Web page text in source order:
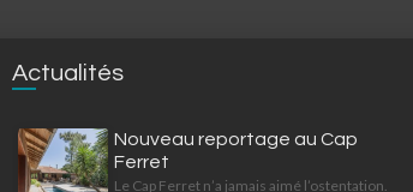
Actualités
Nouveau reportage au Cap
Ferret
Le Cap Ferret n’a jamais aimé l’ostentation.